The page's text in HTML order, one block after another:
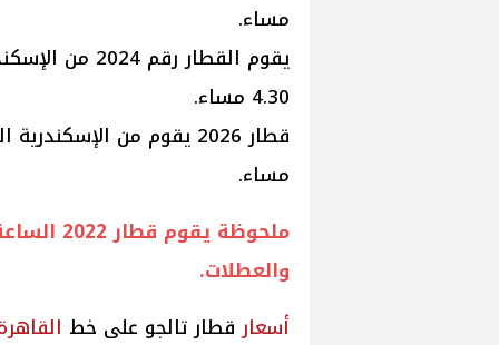
مساء.
يقوم القطار رقم 2024 من الإسكندرية الساعة 2 ظهرا ويصل
4.30 مساء.
قطار 2026 يقوم من الإسكندرية الساعة 6:50 مساء ويصل
مساء.
والعطلات.
أسعارقطار تالجو على خط